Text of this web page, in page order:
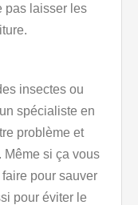
pas laisser les
insectes ou
spécialiste en
problème et
Même si ça vous
pour sauver
pour éviter le